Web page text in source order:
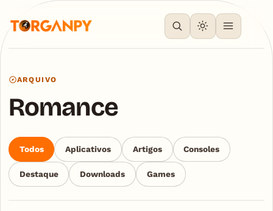
ARQUIVO
Romance
Todos Aplicativos Artigos Consoles
Destaque Downloads Games